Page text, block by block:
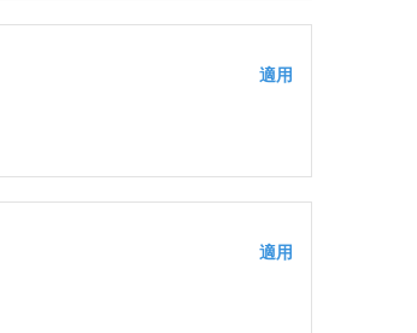
適用
適用